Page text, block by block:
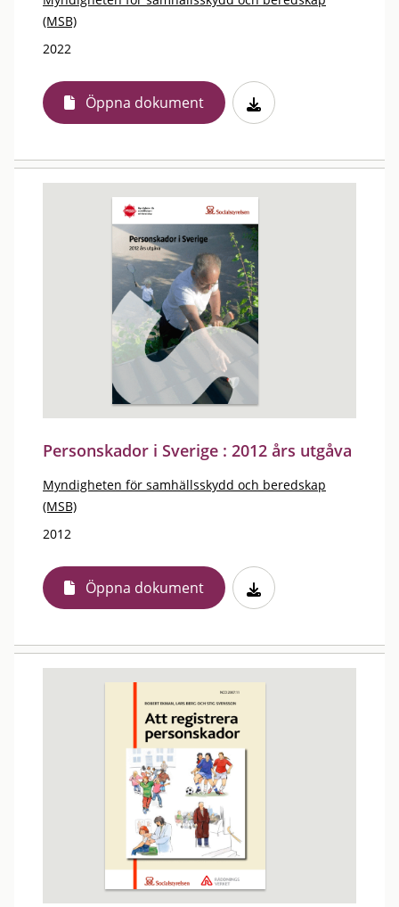
(MSB)
2022
Öppna dokument
Personskador i Sverige : 2012 års utgåva
Myndigheten för samhällsskydd och beredskap
(MSB)
2012
Öppna dokument